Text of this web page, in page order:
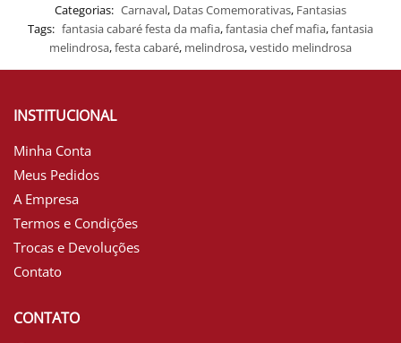
Categorias: Carnaval, Datas Comemorativas, Fantasias
Tags: fantasia cabaré festa da mafia,fantasia chef mafia,fantasia
melindrosa,festa cabaré, melindrosa,vestido melindrosa
INSTITUCIONAL
Minha Conta
Meus Pedidos
A Empresa
Termos e Condições
Trocas e Devoluções
Contato
CONTATO